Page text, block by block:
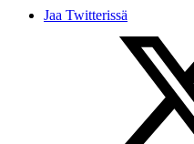
Jaa Twitterissä